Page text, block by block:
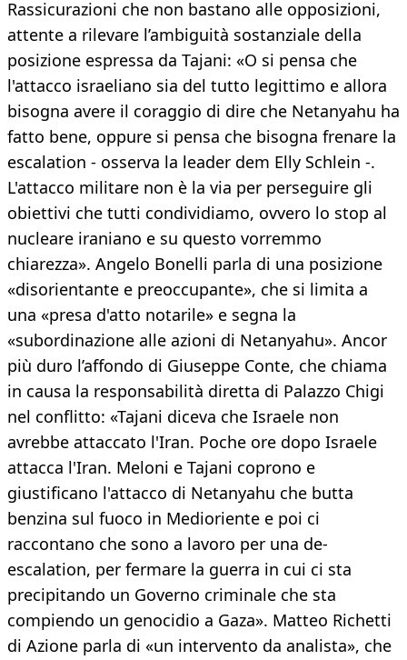
Rassicurazioni che non bastano alle opposizioni,
attente a rilevare l’ambiguità sostanziale della
posizione espressa da Tajani: «O si pensa che
l'attacco israeliano sia del tutto legittimo e allora
bisogna avere il coraggio di dire che Netanyahu ha
fatto bene, oppure si pensa che bisogna frenare la
escalation - osserva la leader dem Elly Schlein -.
L'attacco militare non è la via per perseguire gli
obiettivi che tutti condividiamo, ovvero lo stop al
nucleare iraniano e su questo vorremmo
chiarezza». Angelo Bonelli parla di una posizione
«disorientante e preoccupante», che si limita a
una «presa d'atto notarile» e segna la
«subordinazione alle azioni di Netanyahu». Ancor
più duro l’affondo di Giuseppe Conte, che chiama
in causa la responsabilità diretta di Palazzo Chigi
nel conflitto: «Tajani diceva che Israele non
avrebbe attaccato l'Iran. Poche ore dopo Israele
attacca l'Iran. Meloni e Tajani coprono e
giustificano l'attacco di Netanyahu che butta
benzina sul fuoco in Medioriente e poi ci
raccontano che sono a lavoro per una de-
escalation, per fermare la guerra in cui ci sta
precipitando un Governo criminale che sta
compiendo un genocidio a Gaza». Matteo Richetti
di Azione parla di «un intervento da analista», che